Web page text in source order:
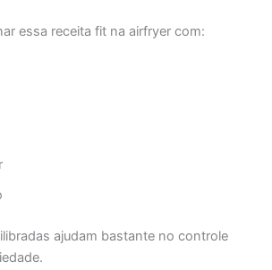
essa receita fit na airfryer com:
ajudam bastante no controle